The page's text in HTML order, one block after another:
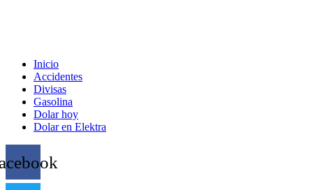
Inicio
Accidentes
Divisas
Gasolina
Dolar hoy
Dolar en Elektra